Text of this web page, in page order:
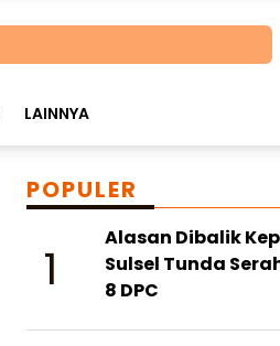
LAINNYA
POPULER
1
Alasan Dibalik
Sulsel Tunda
8 DPC